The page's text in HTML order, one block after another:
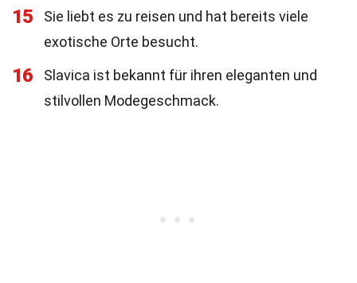
15
Sie liebt es zu reisen und hat bereits viele
exotische Orte besucht.
16
Slavica ist bekannt für ihren eleganten und
stilvollen Modegeschmack.